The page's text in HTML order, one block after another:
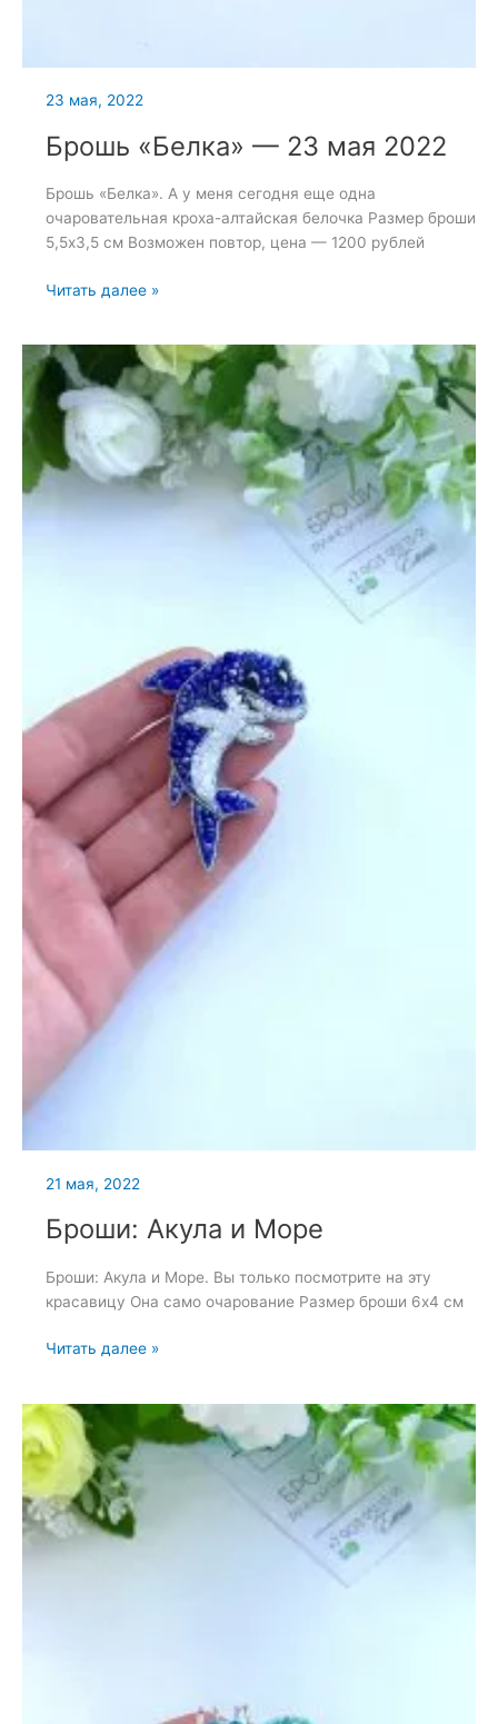
23 мая, 2022
Брошь «Белка» — 23 мая 2022
Брошь «Белка». А у меня сегодня еще одна
очаровательная кроха-алтайская белочка Размер броши
5,5х3,5 см Возможен повтор, цена — 1200 рублей
Брошь
23
мая
2022
Читать далее »
21 мая, 2022
Броши: Акула и Море
Броши: Акула и Море. Вы только посмотрите на эту
красавицу Она само очарование Размер броши 6х4 см
Броши:
Море
Читать далее »